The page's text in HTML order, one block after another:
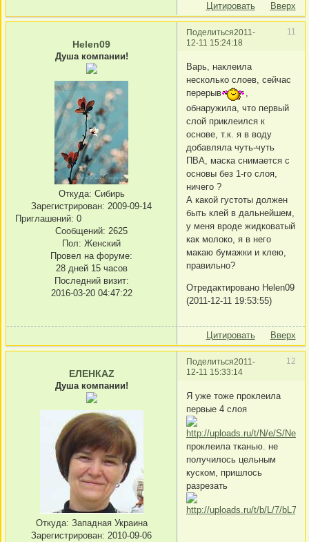
Цитировать Вверх
Поделиться 11
2011-
12-11 15:24:18
Helen09
Душа компании!
Откуда: Сибирь
Зарегистрирован: 2009-09-14
Приглашений: 0
Сообщений: 2625
Пол: Женский
Провел на форуме:
28 дней 15 часов
Последний визит:
2016-03-20 04:47:22
Варь, наклеила
несколько слоев, сейчас
перерыв
,
обнаружила, что первый
слой приклеился к
основе, т.к. я в воду
добавляла чуть-чуть
ПВА, маска снимается с
основы без 1-го слоя,
ничего ?
А какой густоты должен
быть клей в дальнейшем,
у меня вроде жидковатый
как молоко, я в него
макаю бумажки и клею,
правильно?
Отредактировано Helen09
(2011-12-11 19:53:55)
Цитировать Вверх
Поделиться 12
2011-
12-11 15:33:14
ЕЛЕНКАZ
Душа компании!
Откуда: Западная Украина
Зарегистрирован: 2010-09-06
Я уже тоже проклеила
первые 4 слоя
проклеила тканью. не
получилось цельным
куском, пришлось
разрезать